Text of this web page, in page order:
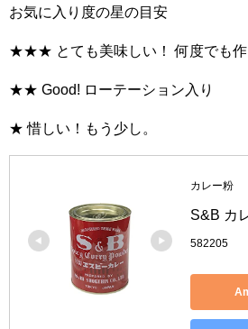
お気に入り度の星の目安
★★★ とても美味しい！ 何度でも作
★★ Good! ローテーション入り
★ 惜しい！もう少し。
カレー粉
S&B カ
582205